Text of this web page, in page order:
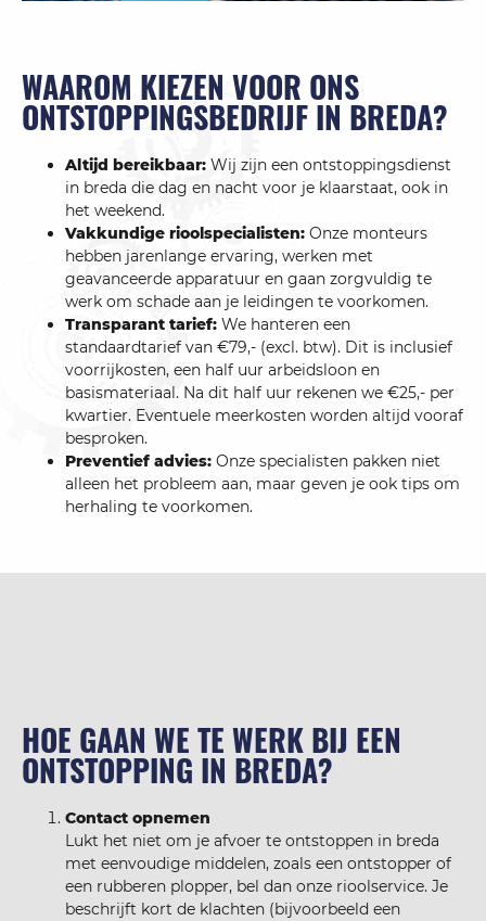
WAAROM KIEZEN VOOR ONS
ONTSTOPPINGSBEDRIJF IN BREDA?
Altijd bereikbaar: Wij zijn een ontstop­pingsdienst
in breda die dag en nacht voor je klaarstaat, ook in
het weekend.
Vakkundige rioolspecialisten: Onze monteurs
hebben jarenlange ervaring, werken met
geavanceerde apparatuur en gaan zorgvuldig te
werk om schade aan je leidingen te voorkomen.
Transparant tarief: We hanteren een
standaardtarief van €79,- (excl. btw). Dit is inclusief
voorrijkosten, een half uur arbeidsloon en
basismateriaal. Na dit half uur rekenen we €25,- per
kwartier. Eventuele meerkosten worden altijd vooraf
besproken.
Preventief advies: Onze specialisten pakken niet
alleen het probleem aan, maar geven je ook tips om
herhaling te voorkomen.
HOE GAAN WE TE WERK BIJ EEN
ONTSTOPPING IN BREDA?
Contact opnemen
Lukt het niet om je afvoer te ontstoppen in breda
met eenvoudige middelen, zoals een ontstopper of
een rubberen plopper, bel dan onze rioolservice. Je
beschrijft kort de klachten (bijvoorbeeld een